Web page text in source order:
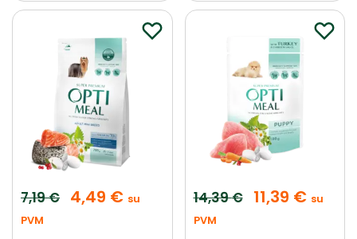
7,19€ 4,49 € su
PVM
14,39€ 11,39 € su
PVM